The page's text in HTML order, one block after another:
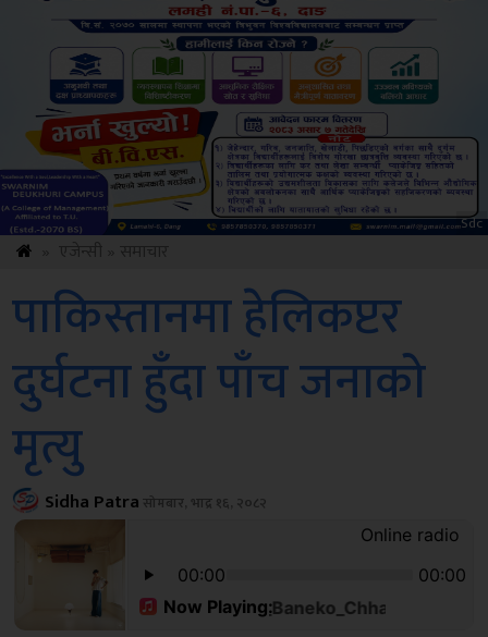
ksbus
पाकिस्तानमा हेलिकप्टर
दुर्घटना हुँदा पाँच जनाको
मृत्यु
Sidha Patraसोमबार, भाद्र १६, २०८२